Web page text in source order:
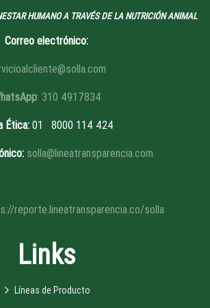
HUMANO A TRAVÉS DE LA NUTRICIÓN ANIMAL
Correo electrónico:
: 310 4917834
Ética:01 8000 114 424
solla@lineatransparencia.com
reporte.lineatransparencia.co/solla
Links
Líneas de Producto